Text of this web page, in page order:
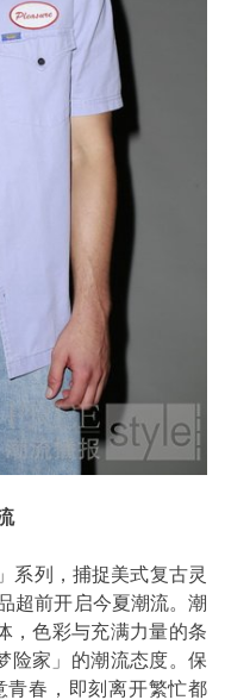
列，捕捉美式复古灵
超前开启今夏潮流。潮
，色彩与充满力量的条
险家」的潮流态度。保
青春，即刻离开繁忙都